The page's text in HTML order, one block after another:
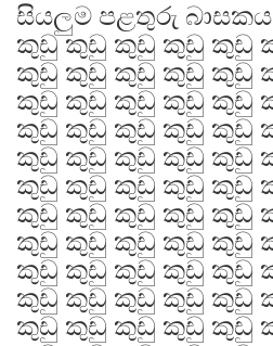
සියලුම පළතුරු
කුඩු කුඩු කුඩු කුඩු කුඩු
කුඩු කුඩු කුඩු කුඩු කුඩු
කුඩු කුඩු කුඩු කුඩු කුඩු
කුඩු කුඩු කුඩු කුඩු කුඩු
කුඩු කුඩු කුඩු කුඩු කුඩු
කුඩු කුඩු කුඩු කුඩු කුඩු
කුඩු කුඩු කුඩු කුඩු කුඩු
කුඩු කුඩු කුඩු කුඩු කුඩු
කුඩු කුඩු කුඩු කුඩු කුඩු
කුඩු කුඩු කුඩු කුඩු කුඩු
කුඩු කුඩු කුඩු කුඩු කුඩු